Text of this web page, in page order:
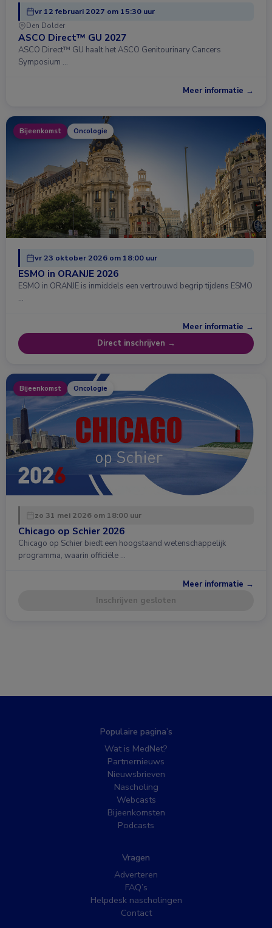
vr 12 februari 2027 om 15:30 uur
Den Dolder
ASCO Direct™ GU 2027
ASCO Direct™ GU haalt het ASCO Genitourinary Cancers
Symposium …
Meer informatie →
Bijeenkomst Oncologie
vr 23 oktober 2026 om 18:00 uur
ESMO in ORANJE 2026
ESMO in ORANJE is inmiddels een vertrouwd begrip tijdens ESMO
…
Meer informatie →
Direct inschrijven →
Bijeenkomst Oncologie
zo 31 mei 2026 om 18:00 uur
Chicago op Schier 2026
Chicago op Schier biedt een hoogstaand wetenschappelijk
programma, waarin officiële …
Meer informatie →
Inschrijven gesloten
Populaire pagina’s
Wat is MedNet?
Partnernieuws
Nieuwsbrieven
Nascholing
Webcasts
Bijeenkomsten
Podcasts
Vragen
Adverteren
FAQ’s
Helpdesk nascholingen
Contact